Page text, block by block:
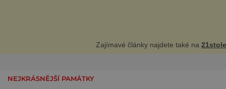
Zajímavé články najdete také na
NEJKRÁSNĚJŠÍ PAMÁTKY